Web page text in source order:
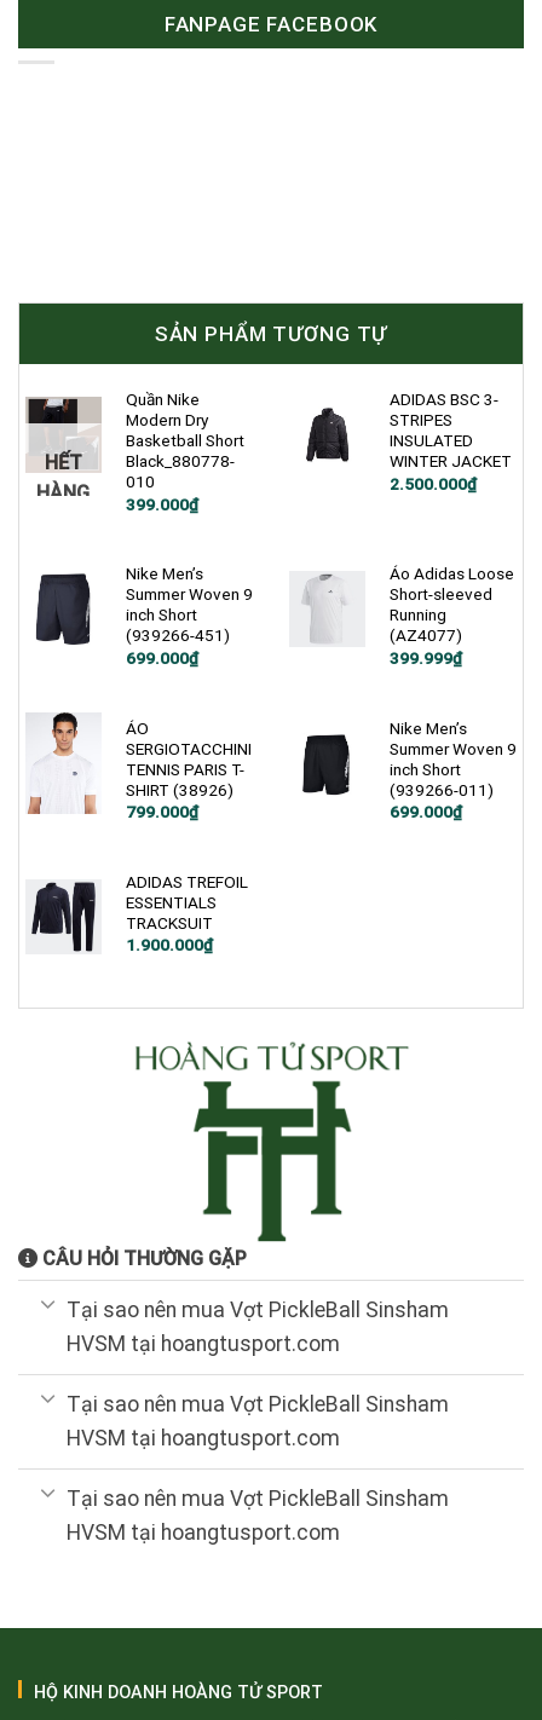
FANPAGE FACEBOOK
SẢN PHẨM TƯƠNG TỰ
HẾT
HÀNG
Quần Nike
Modern Dry
Basketball Short
Black_880778-
010
Giá
399.000₫
Giá
399.000₫.
ADIDAS BSC 3-
STRIPES
INSULATED
WINTER JACKET
Giá
2.500.000₫
Giá
Nike Men’s
Summer Woven 9
inch Short
(939266-451)
Giá
699.000₫
Giá
699.000₫.
Áo Adidas Loose
Short-sleeved
Running
(AZ4077)
Giá
399.999₫
Giá
399.999₫.
ÁO
SERGIOTACCHINI
TENNIS PARIS T-
SHIRT (38926)
799.000₫
Nike Men’s
Summer Woven 9
inch Short
(939266-011)
Giá
699.000₫
Giá
ADIDAS TREFOIL
ESSENTIALS
TRACKSUIT
Giá
1.900.000₫
Giá
1.900.000₫.
CÂU HỎI THƯỜNG GẶP
Tại sao nên mua Vợt PickleBall Sinsham
HVSM tại hoangtusport.com
Tại sao nên mua Vợt PickleBall Sinsham
HVSM tại hoangtusport.com
Tại sao nên mua Vợt PickleBall Sinsham
HVSM tại hoangtusport.com
HỘ KINH DOANH HOÀNG TỬ SPORT